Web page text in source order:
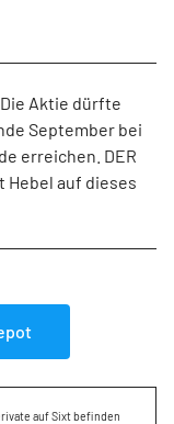
Aktie dürfte
September bei
erreichen. DER
Hebel auf dieses
auf Sixt befinden